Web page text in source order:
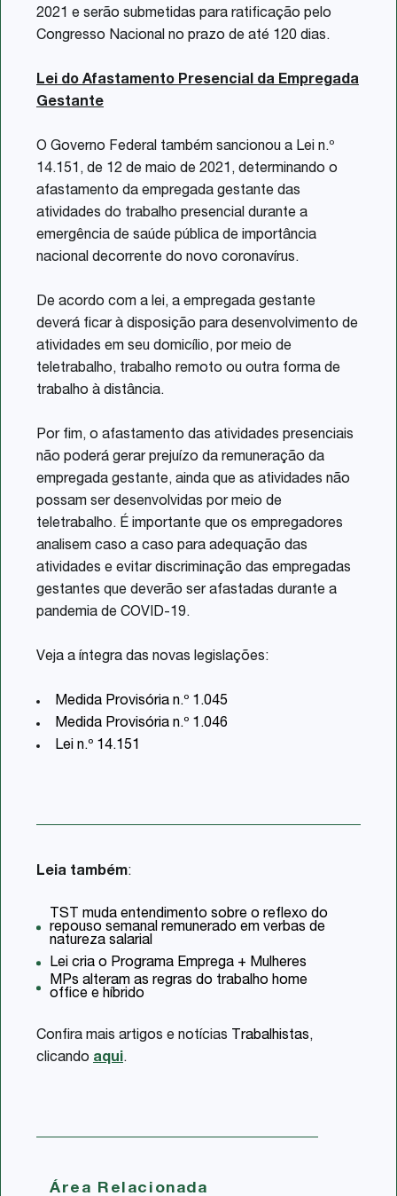
2021 e serão submetidas para ratificação pelo
Congresso Nacional no prazo de até 120 dias.
Lei do Afastamento Presencial da Empregada
Gestante
O Governo Federal também sancionou a Lei n.º
14.151, de 12 de maio de 2021, determinando o
afastamento da empregada gestante das
atividades do trabalho presencial durante a
emergência de saúde pública de importância
nacional decorrente do novo coronavírus.
De acordo com a lei, a empregada gestante
deverá ficar à disposição para desenvolvimento de
atividades em seu domicílio, por meio de
teletrabalho, trabalho remoto ou outra forma de
trabalho à distância.
Por fim, o afastamento das atividades presenciais
não poderá gerar prejuízo da remuneração da
empregada gestante, ainda que as atividades não
possam ser desenvolvidas por meio de
teletrabalho. É importante que os empregadores
analisem caso a caso para adequação das
atividades e evitar discriminação das empregadas
gestantes que deverão ser afastadas durante a
pandemia de COVID-19.
Veja a íntegra das novas legislações:
Medida Provisória n.º 1.045
Medida Provisória n.º 1.046
Lei n.º 14.151
Leia também:
TST muda entendimento sobre o reflexo do
repouso semanal remunerado em verbas de
natureza salarial
Lei cria o Programa Emprega + Mulheres
MPs alteram as regras do trabalho home
office e híbrido
Confira mais artigos e notícias Trabalhistas,
clicando aqui.
Área Relacionada